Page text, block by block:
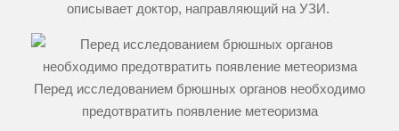
описывает доктор, направляющий на УЗИ.
Перед исследованием брюшных органов необходимо
предотвратить появление метеоризма